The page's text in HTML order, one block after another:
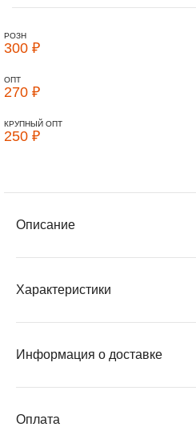
РОЗН
300 ₽
ОПТ
270 ₽
КРУПНЫЙ ОПТ
250 ₽
Описание
Характеристики
Информация о доставке
Оплата